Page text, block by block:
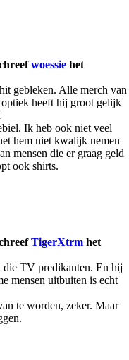
woessie het
gebleken. Alle merch van
heeft hij groot gelijk
Ik heb ook niet veel
hem niet kwalijk nemen
mensen die er graag geld
ook shirts.
TigerXtrm het
die TV predikanten. En hij
mensen uitbuiten is echt
te worden, zeker. Maar